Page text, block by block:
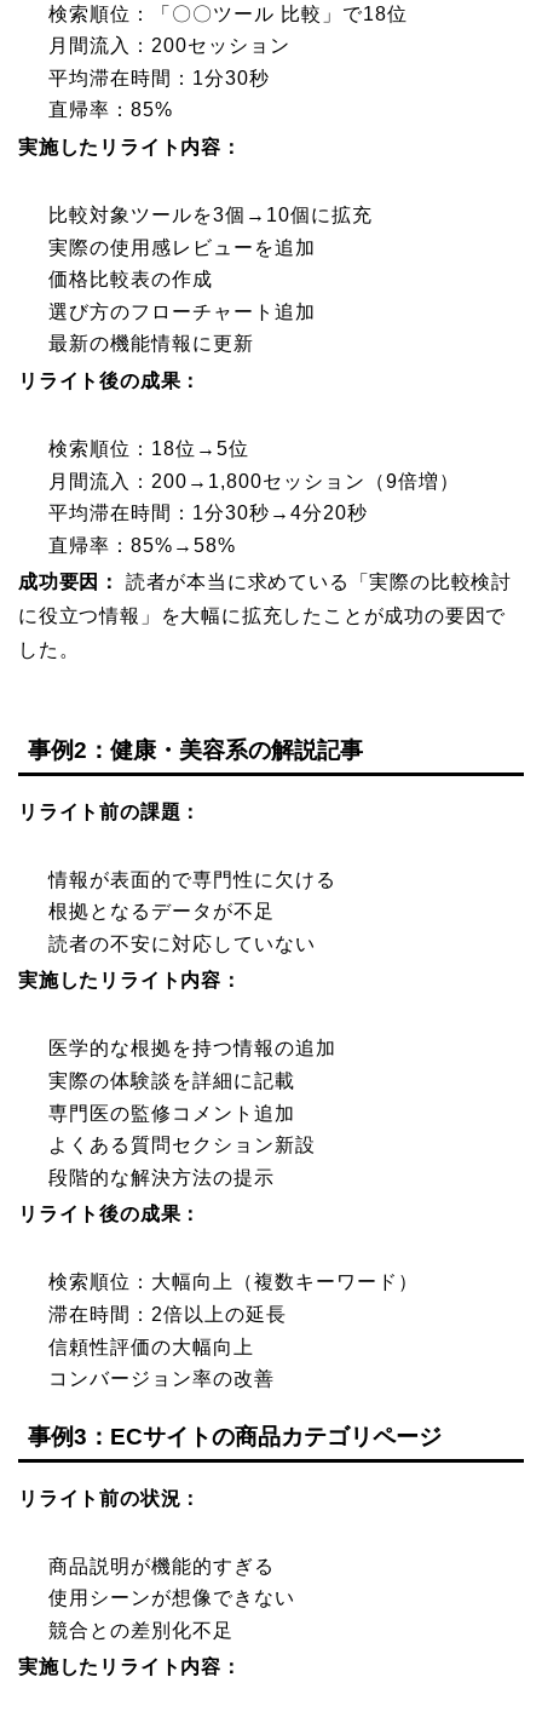
検索順位：「〇〇ツール 比較」で18位
月間流入：200セッション
平均滞在時間：1分30秒
直帰率：85%
実施したリライト内容：
比較対象ツールを3個→10個に拡充
実際の使用感レビューを追加
価格比較表の作成
選び方のフローチャート追加
最新の機能情報に更新
リライト後の成果：
検索順位：18位→5位
月間流入：200→1,800セッション（9倍増）
平均滞在時間：1分30秒→4分20秒
直帰率：85%→58%
成功要因：
読者が本当に求めている「実際の比較検討
に役立つ情報」を大幅に拡充したことが成功の要因で
した。
事例2：健康・美容系の解説記事
リライト前の課題：
情報が表面的で専門性に欠ける
根拠となるデータが不足
読者の不安に対応していない
実施したリライト内容：
医学的な根拠を持つ情報の追加
実際の体験談を詳細に記載
専門医の監修コメント追加
よくある質問セクション新設
段階的な解決方法の提示
リライト後の成果：
検索順位：大幅向上（複数キーワード）
滞在時間：2倍以上の延長
信頼性評価の大幅向上
コンバージョン率の改善
事例3：ECサイトの商品カテゴリページ
リライト前の状況：
商品説明が機能的すぎる
使用シーンが想像できない
競合との差別化不足
実施したリライト内容：